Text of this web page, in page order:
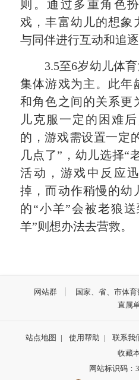
则。通过多重角色
戏，丰富幼儿的想象
与同伴进行互动和追逐
3.5至6岁幼儿体育
集体游戏为主。此年
和角色之间的关系更
儿克服一定的困难
的，游戏需设置一定
几点了”，幼儿选择“
活动，游戏中反应
掉，而动作稍慢的幼
的“小羊”会被老狼
羊”则想办法去营救。
网站群 国家、省、市体育
直属
站点地图 | 使用帮助 | 联系我
收藏
网站标识码：